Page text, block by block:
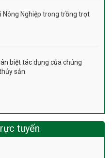
Nông Nghiệp trong trồng trọt
biệt tác dụng của chúng
sản
tuyến